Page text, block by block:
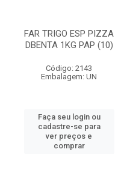
FAR TRIGO ESP PIZZA
DBENTA 1KG PAP (10)
Código: 2143
Embalagem: UN
Faça seu login ou
cadastre-se para
ver preços e
comprar